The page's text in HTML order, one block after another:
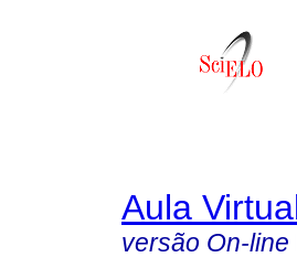
Aula
versão On-line